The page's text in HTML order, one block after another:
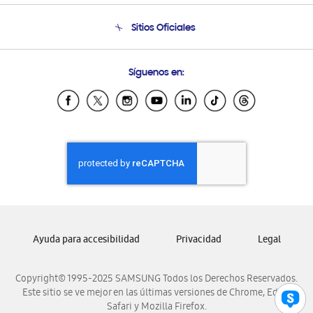
Soporte vía eMail
Sitios Oficiales
Samsung Ecuador
Samsung El Salvador
Samsung Honduras
Samsung Nicaragua
Samsung Panamá
Samsung Venezuela
Síguenos en:
Copyright© 1995-2025 SAMSUNG Todos los Derechos Reservados.
Este sitio se ve mejor en las últimas versiones de Chrome, Edge,
Safari y Mozilla Firefox.
Ayuda para accesibilidad Privacidad Legal